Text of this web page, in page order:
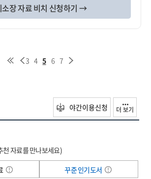
소장 자료 비치 신청하기 →
3 4 5 6 7
야간이용신청 더 보기
천 자료를 만나보세요)
꾸준 인기도서